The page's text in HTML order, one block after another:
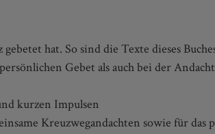
Gebet als auch bei der
kurzen Impulsen
Kreuzwegandachten sowie für das